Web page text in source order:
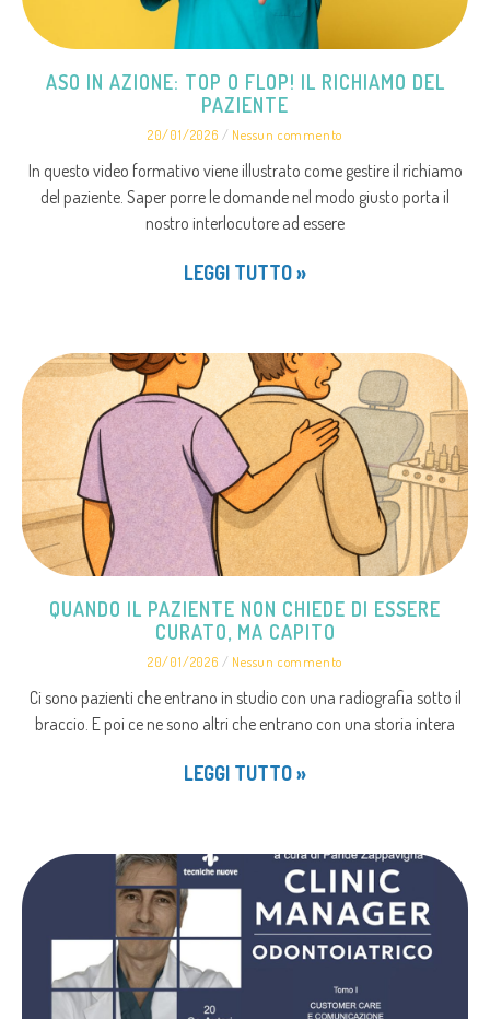
ASO IN AZIONE: TOP O FLOP! IL RICHIAMO DEL
PAZIENTE
20/01/2026 Nessun commento
In questo video formativo viene illustrato come gestire il richiamo
del paziente. Saper porre le domande nel modo giusto porta il
nostro interlocutore ad essere
LEGGI TUTTO »
QUANDO IL PAZIENTE NON CHIEDE DI ESSERE
CURATO, MA CAPITO
20/01/2026 Nessun commento
Ci sono pazienti che entrano in studio con una radiografia sotto il
braccio. E poi ce ne sono altri che entrano con una storia intera
LEGGI TUTTO »